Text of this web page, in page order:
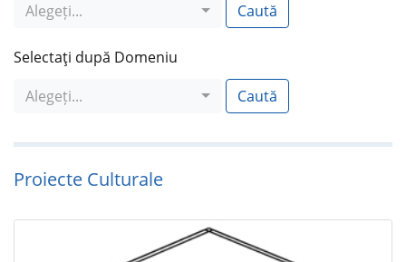
Alegeți...
Caută
Selectaţi după Domeniu
Alegeți...
Caută
Proiecte Culturale